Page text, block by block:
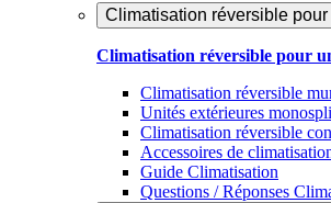
Climatisation réversible
Climatisation réversible pour
Climatisation réversible
Unités extérieures
Climatisation réversible
Accessoires de
Guide Climatisation
Questions / Réponses